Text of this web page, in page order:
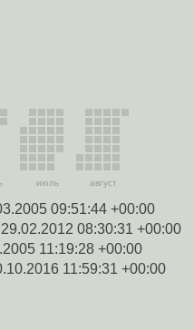
июль август
09:51:44 +00:00
29.02.2012 08:30:31 +00:00
11:19:28 +00:00
11:59:31 +00:00